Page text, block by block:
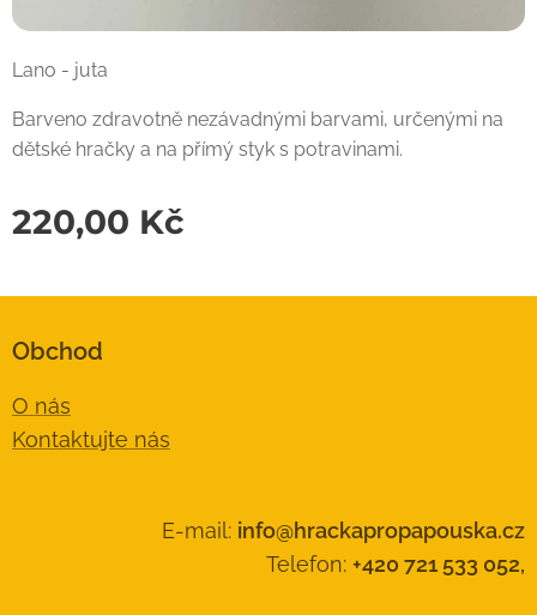
Lano - juta
Barveno zdravotně nezávadnými barvami, určenými na
dětské hračky a na přímý styk s potravinami.
220,00 Kč
Obchod
O nás
Kontaktujte nás
E-mail: info@hrackapropapouska.cz
Telefon: +420 721 533 052,